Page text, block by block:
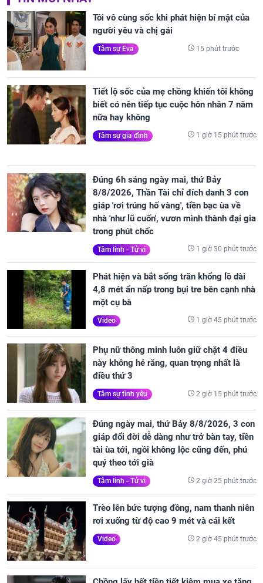
Tôi vô cùng sốc khi phát hiện bí mật của
người yêu và chị gái
Tâm sự Eva 15 phút trước
Tiết lộ sốc của mẹ chồng khiến tôi không
biết có nên tiếp tục cuộc hôn nhân 7 năm
nữa hay không
Tâm sự gia đình 1 giờ 15 phút trước
Đúng 6h sáng ngày mai, thứ Bảy
8/8/2026, Thần Tài chỉ đích danh 3 con
giáp 'rơi trúng hố vàng', tiền bạc ùa về
nhà 'như lũ cuốn', vươn mình thành đại gia
trong phút chốc
Tâm linh - Tử vi 1 giờ 30 phút trước
Phát hiện và bắt sống trăn khổng lồ dài
4,8 mét ẩn nấp trong bụi tre bên cạnh nhà
một cụ bà
Video 1 giờ 45 phút trước
Phụ nữ thông minh luôn giữ chặt 4 điều
này không hé răng, quan trọng nhất là
điều thứ 3
Tâm sự tình yêu 2 giờ 15 phút trước
Đúng ngày mai, thứ Bảy 8/8/2026, 3 con
giáp đổi đời dễ dàng như trở bàn tay, tiền
tài ùa tới, ngồi không lộc cũng đến, phú
quý theo tới già
Tâm linh - Tử vi 2 giờ 25 phút trước
Trèo lên bức tượng đồng, nam thanh niên
rơi xuống từ độ cao 9 mét và cái kết
Video 2 giờ 45 phút trước